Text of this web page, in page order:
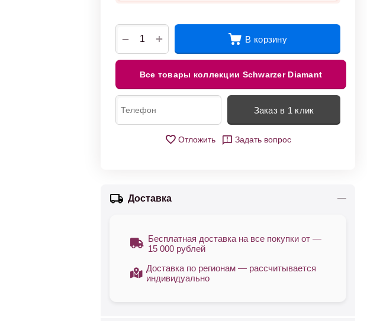
+
− В корзину
Все товары коллекции Schwarzer Diamant
Заказ в 1 клик
Отложить Задать вопрос
Доставка
Бесплатная доставка на все покупки от —
15 000 рублей
Доставка по регионам — рассчитывается
индивидуально